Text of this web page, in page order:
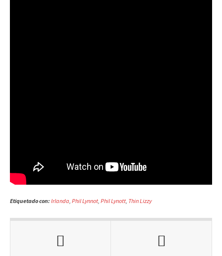
Etiquetado con: Irlanda, Phil Lynnot, Phil Lynott, Thin Lizzy